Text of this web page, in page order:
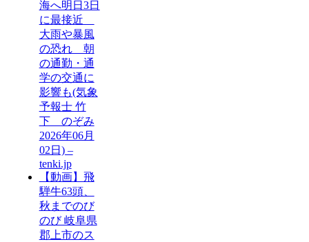
海へ明日3日
に最接近
大雨や暴風
の恐れ 朝
の通勤・通
学の交通に
影響も(気象
予報士 竹
下 のぞみ
2026年06月
02日) –
tenki.jp
【動画】飛
騨牛63頭、
秋までのび
のび 岐阜県
郡上市のス